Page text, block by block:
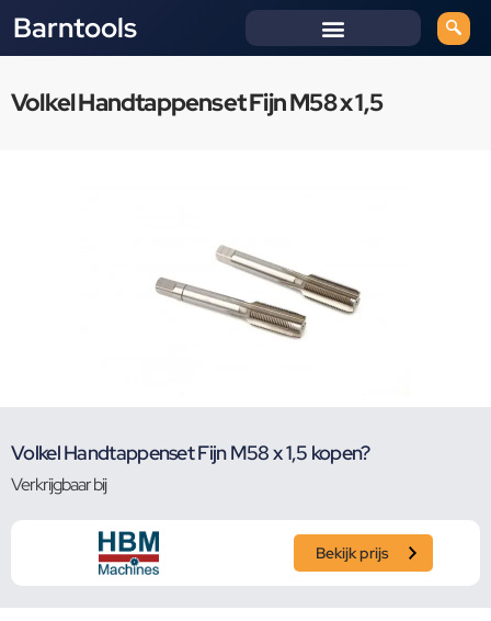
Barntools
Volkel Handtappenset Fijn M58 x 1,5
Volkel Handtappenset Fijn M58 x 1,5 kopen?
Verkrijgbaar bij
Bekijk prijs